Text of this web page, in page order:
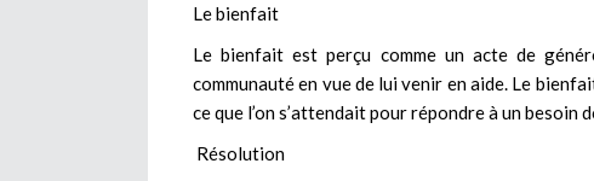
Le bienfait
Le bienfait est perçu comme un acte de
communauté en vue de lui venir en aide. Le
ce que l’on s’attendait pour répondre à un besoin
Résolution